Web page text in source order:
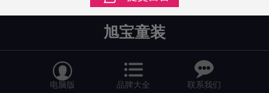
旭宝童装

电脑版 品牌大全

联系我们